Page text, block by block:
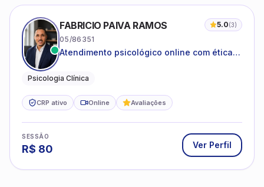
FABRICIO PAIVA RAMOS 5.0(3)
05/86351
Atendimento psicológico online com ética,
Psicologia Clínica
CRP ativo Online Avaliações
SESSÃO
R$ 80 Ver Perfil